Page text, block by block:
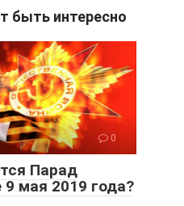
быть интересно
0
Парад
мая 2019 года?